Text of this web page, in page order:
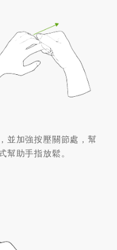
並加強按壓關節處，幫
助手指放鬆。